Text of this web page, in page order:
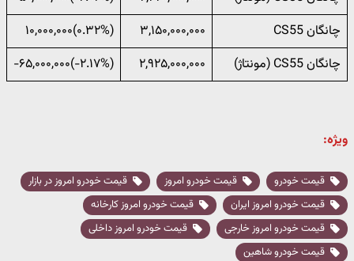
چانگان CS55
۳,۱۵۰,۰۰۰,۰۰۰
(‎۰.۳۲%‌)‎۱۰,۰۰۰,۰۰۰‌
چانگان CS55 (مونتاژ)
۲,۹۲۵,۰۰۰,۰۰۰ (‎-۲.۱۷%‌)‎-۶۵,۰۰۰,۰۰۰‌
ویژه:
قیمت خودرو قیمت خودرو امروز
قیمت خودرو امروز در بازار
قیمت خودرو امروز ایران
قیمت خودرو امروز کارخانه
قیمت خودرو امروز خارجی
قیمت خودرو امروز داخلی
قیمت خودرو شاهین